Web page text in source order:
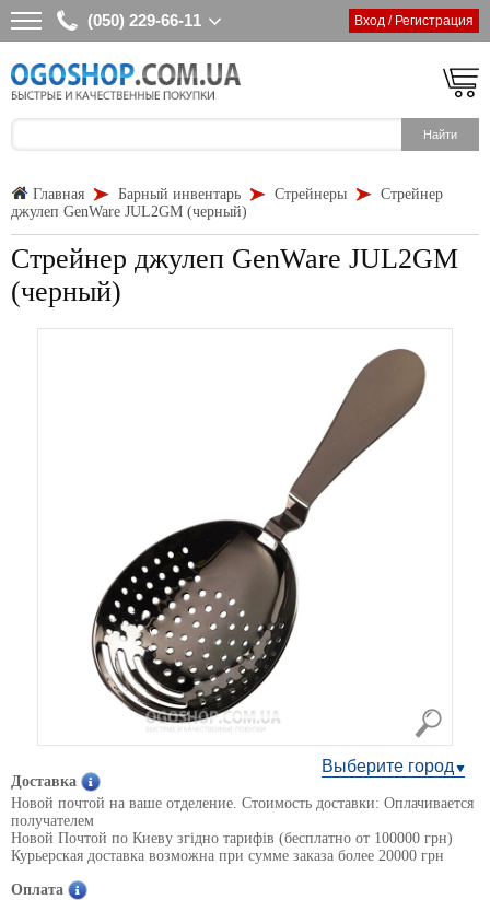
(050) 229-66-11 Вход / Регистрация
Главная Барный инвентарь Стрейнеры
Стрейнер
джулеп GenWare JUL2GM (черный)
Стрейнер джулеп GenWare JUL2GM
(черный)
Выберите город
Доставка
Новой почтой на ваше отделение. Стоимость доставки: Оплачивается
получателем
Новой Почтой по Киеву згідно тарифів (бесплатно от 100000 грн)
Курьерская доставка возможна при сумме заказа более 20000 грн
Оплата